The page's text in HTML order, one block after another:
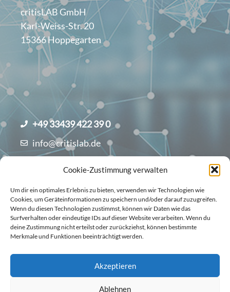
Cookie-Zustimmung verwalten
Um dir ein optimales Erlebnis zu bieten, verwenden wir Technologien wie
Cookies, um Geräteinformationen zu speichern und/oder darauf zuzugreifen.
Wenn du diesen Technologien zustimmst, können wir Daten wie das
Surfverhalten oder eindeutige IDs auf dieser Website verarbeiten. Wenn du
deine Zustimmung nicht erteilst oder zurückziehst, können bestimmte
Merkmale und Funktionen beeinträchtigt werden.
Akzeptieren
Ablehnen
critisLAB GmbH
Karl-Weiss-Str. 20
15366 Hoppegarten
+49 33439 422 39 0
info@critislab.de
© critisLAB GmbH
Datenschutzerklärung AGB
EU Cookie Richtlinie